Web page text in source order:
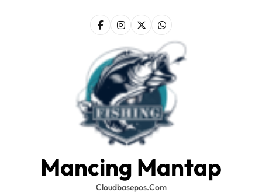
Mancing Mantap
Cloudbasepos.com